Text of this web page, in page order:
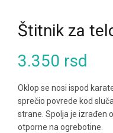
Štitnik za
3.350 rsd
Oklop se nosi ispod
sprečio povrede kod
strane. Spolja je izrađen
otporne na ogrebotine.